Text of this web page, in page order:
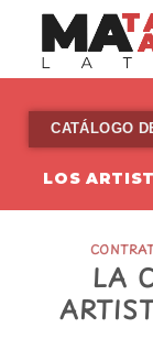
content
CATÁLOGO
LOS
LA